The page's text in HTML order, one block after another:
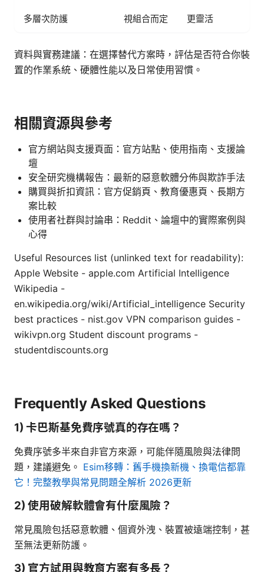
多層次防護 視組合而定 更靈活
資料與實務建議：在選擇替代方案時，評估是否符合你裝
置的作業系統、硬體性能以及日常使用習慣。
相關資源與參考
官方網站與支援頁面：官方站點、使用指南、支援論
壇
安全研究機構報告：最新的惡意軟體分佈與欺詐手法
購買與折扣資訊：官方促銷頁、教育優惠頁、長期方
案比較
使用者社群與討論串：Reddit、論壇中的實際案例與
心得
Useful Resources list (unlinked text for readability):
Apple Website - apple.com Artificial Intelligence
Wikipedia -
en.wikipedia.org/wiki/Artificial_intelligence Security
best practices - nist.gov VPN comparison guides -
wikivpn.org Student discount programs -
studentdiscounts.org
Frequently Asked Questions
1) 卡巴斯基免費序號真的存在嗎？
免費序號多半來自非官方來源，可能伴隨風險與法律問
題，建議避免。 Esim移轉：舊手機換新機、換電信都靠
它！完整教學與常見問題全解析 2026更新
2) 使用破解軟體會有什麼風險？
常見風險包括惡意軟體、個資外洩、裝置被遠端控制，甚
至無法更新防護。
3) 官方試用與教育方案有多長？